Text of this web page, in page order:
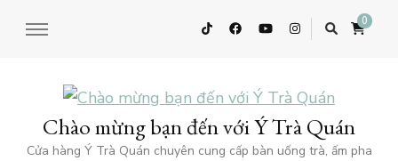
0
Chào mừng bạn đến với Ý Trà Quán
Cửa hàng Ý Trà Quán chuyên cung cấp bàn uống trà, ấm pha